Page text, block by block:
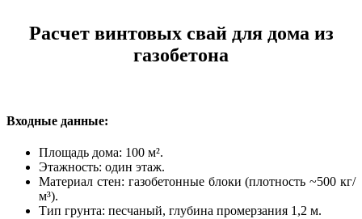
Расчет винтовых свай для дома из
газобетона
Входные данные:
Площадь дома: 100 м².
Этажность: один этаж.
Материал стен: газобетонные блоки (плотность ~500 кг/
м³).
Тип грунта: песчаный, глубина промерзания 1,2 м.